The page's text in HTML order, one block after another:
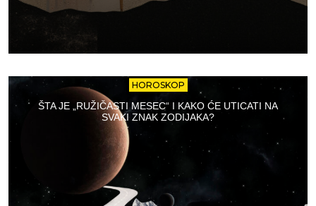
HOROSKOP
ŠTA JE „RUŽIČASTI MESEC“ I KAKO ĆE UTICATI NA
SVAKI ZNAK ZODIJAKA?